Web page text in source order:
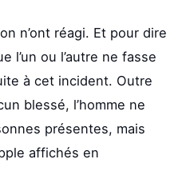
n’ont réagi. Et pour dire
l’un ou l’autre ne fasse
à cet incident. Outre
blessé, l’homme ne
présentes, mais
affichés en